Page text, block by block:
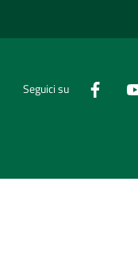
Seguici su